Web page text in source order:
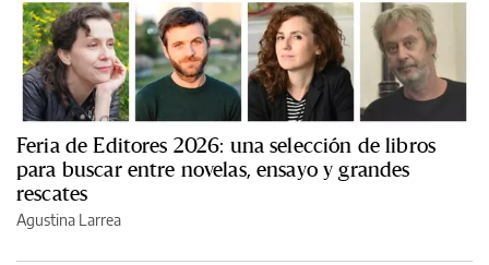
Feria de Editores 2026: una selección de libros
para buscar entre novelas, ensayo y grandes
rescates
Agustina Larrea